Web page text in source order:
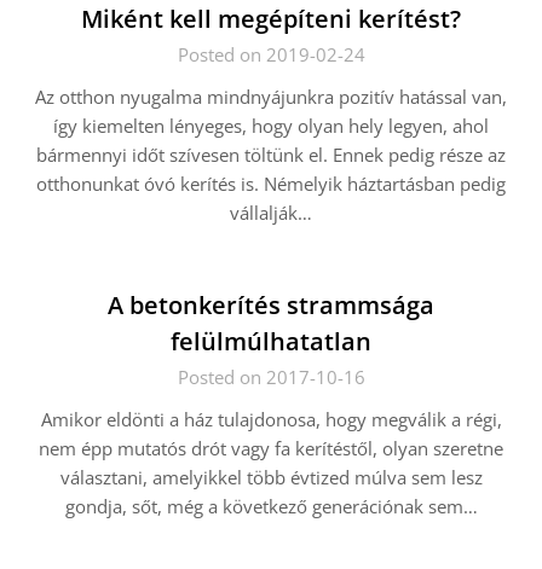
Miként kell megépíteni kerítést?
Posted on 2019-02-24
Az otthon nyugalma mindnyájunkra pozitív hatással van,
így kiemelten lényeges, hogy olyan hely legyen, ahol
bármennyi időt szívesen töltünk el. Ennek pedig része az
otthonunkat óvó kerítés is. Némelyik háztartásban pedig
vállalják…
A betonkerítés strammsága
felülmúlhatatlan
Posted on 2017-10-16
Amikor eldönti a ház tulajdonosa, hogy megválik a régi,
nem épp mutatós drót vagy fa kerítéstől, olyan szeretne
választani, amelyikkel több évtized múlva sem lesz
gondja, sőt, még a következő generációnak sem…